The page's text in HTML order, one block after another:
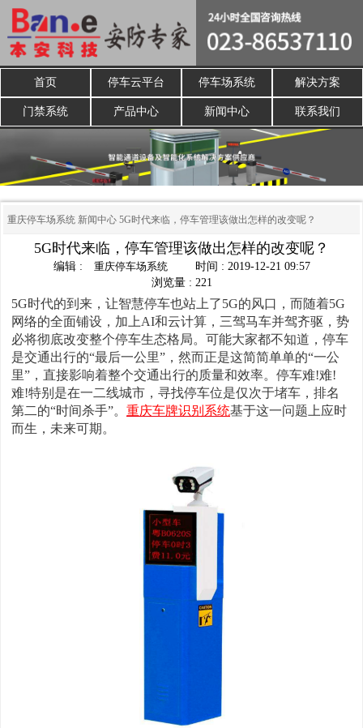
首页 停车云平台 停车场系统 解决方案
门禁系统 产品中心 新闻中心 联系我们
重庆停车场系统 新闻中心 5G时代来临，停车管理该做出怎样的改变呢？
5G时代来临，停车管理该做出怎样的改变呢？
编辑 : 重庆停车场系统
时间 : 2019-12-21 09:57
浏览量 : 221
5G时代的到来，让智慧停车也站上了5G的风口，而随着5G
网络的全面铺设，加上AI和云计算，三驾马车并驾齐驱，势
必将彻底改变整个停车生态格局。 可能大家都不知道，停车
是交通出行的“最后一公里”，然而正是这简简单单的“一公
里”，直接影响着整个交通出行的质量和效率。 停车难!难!
难!特别是在一二线城市，寻找停车位是仅次于堵车，排名
第二的“时间杀手”。 重庆车牌识别系统基于这一问题上应时
而生，未来可期。